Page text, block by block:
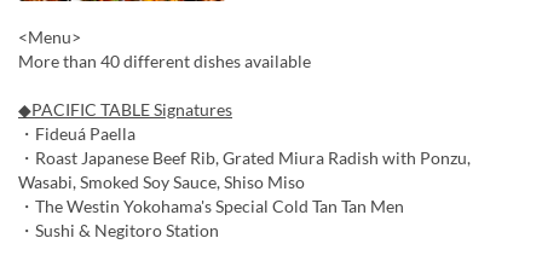
<Menu>
More than 40 different dishes available
◆PACIFIC TABLE Signatures
・Fideuá Paella
・Roast Japanese Beef Rib, Grated Miura Radish with Ponzu,
Wasabi, Smoked Soy Sauce, Shiso Miso
・The Westin Yokohama's Special Cold Tan Tan Men
・Sushi & Negitoro Station